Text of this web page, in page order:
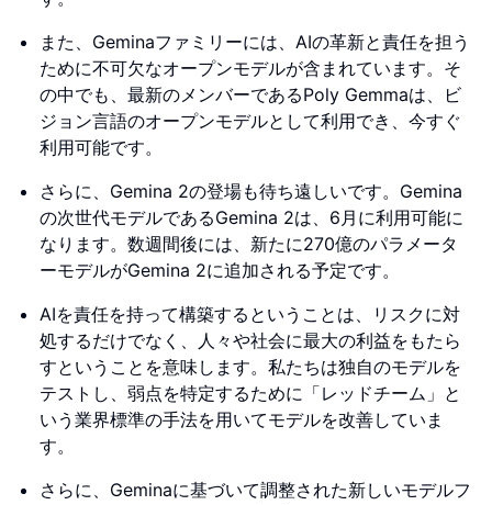
また、Geminaファミリーには、AIの革新と責任を担う
ために不可欠なオープンモデルが含まれています。そ
の中でも、最新のメンバーであるPoly Gemmaは、ビ
ジョン言語のオープンモデルとして利用でき、今すぐ
利用可能です。
さらに、Gemina 2の登場も待ち遠しいです。Gemina
の次世代モデルであるGemina 2は、6月に利用可能に
なります。数週間後には、新たに270億のパラメータ
ーモデルがGemina 2に追加される予定です。
AIを責任を持って構築するということは、リスクに対
処するだけでなく、人々や社会に最大の利益をもたら
すということを意味します。私たちは独自のモデルを
テストし、弱点を特定するために「レッドチーム」と
いう業界標準の手法を用いてモデルを改善していま
す。
さらに、Geminaに基づいて調整された新しいモデルフ